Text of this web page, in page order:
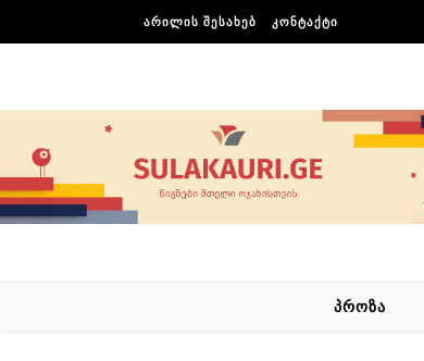
ᲐᲠᲘᲚᲘᲡ ᲨᲔᲡᲐᲮᲔᲑ ᲙᲝᲜᲢᲐᲥᲢᲘ
ᲞᲠᲝᲖᲐ